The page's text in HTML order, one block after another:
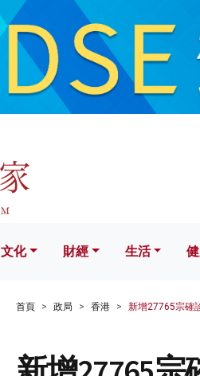
財經 生活 健康
文化 財經 生活
首頁 政局 香港 新增27765宗確